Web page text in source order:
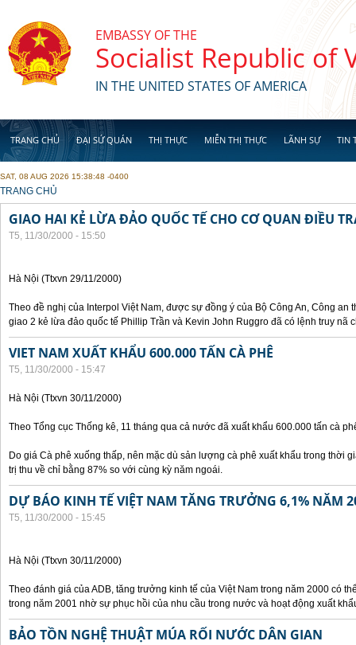
EMBASSY OF THE
Socialist Republic of
IN THE UNITED STATES OF AMERICA
TRANG CHỦ ĐẠI SỨ QUÁN THỊ THỰC MIỄN THỊ THỰC LÃNH SỰ TIN
SAT, 08 AUG 2026 15:38:48 -0400
YOU ARE HERE
TRANG CHỦ
GIAO HAI KẺ LỪA ĐẢO QUỐC TẾ CHO CƠ QUAN ĐIỀU
T5, 11/30/2000 - 15:50
Hà Nội (Ttxvn 29/11/2000)
Theo đề nghị của Interpol Việt Nam, được sự đồng ý của Bộ Công An, Công an
giao 2 kẻ lừa đảo quốc tế Phillip Trần và Kevin John Ruggro đã có lệnh truy nã
VIET NAM XUẤT KHẨU 600.000 TẤN CÀ PHÊ
T5, 11/30/2000 - 15:47
Hà Nội (Ttxvn 30/11/2000)
Theo Tổng cục Thống kê, 11 tháng qua cả nước đã xuất khẩu 600.000 tấn cà
Do giá Cà phê xuống thấp, nên mặc dù sản lượng cà phê xuất khẩu trong thời
trị thu về chỉ bằng 87% so với cùng kỳ năm ngoái.
DỰ BÁO KINH TẾ VIỆT NAM TĂNG TRƯỞNG 6,1% NĂM
T5, 11/30/2000 - 15:45
Hà Nội (Ttxvn 30/11/2000)
Theo đánh giá của ADB, tăng trưởng kinh tế của Việt Nam trong năm 2000 có
trong năm 2001 nhờ sự phục hồi của nhu cầu trong nước và hoạt động xuất
BẢO TỒN NGHỆ THUẬT MÚA RỐI NƯỚC DÂN GIAN